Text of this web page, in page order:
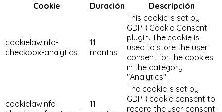
Cookie
Duración Descripción
cookielawinfo-
checkbox-analytics
11
months
This cookie is set by
GDPR Cookie Consent
plugin. The cookie is
used to store the user
consent for the cookies
in the category
"Analytics".
cookielawinfo-
11
The cookie is set by
GDPR cookie consent to
record the user consent